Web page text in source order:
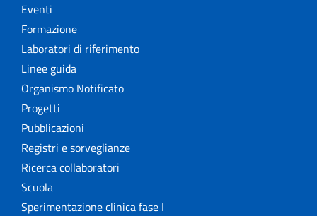
Eventi
Formazione
Laboratori di riferimento
Linee guida
Organismo Notificato
Progetti
Pubblicazioni
Registri e sorveglianze
Ricerca collaboratori
Scuola
Sperimentazione clinica fase I